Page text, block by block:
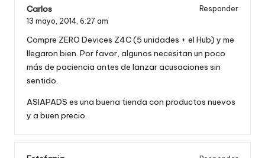
Carlos
Responder
13 mayo, 2014, 6:27 am
Compre ZERO Devices Z4C (5 unidades + el Hub) y me
llegaron bien. Por favor, algunos necesitan un poco
más de paciencia antes de lanzar acusaciones sin
sentido.
ASIAPADS es una buena tienda con productos nuevos
y a buen precio.